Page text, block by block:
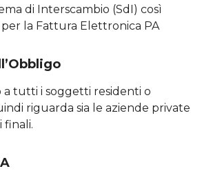
di Interscambio (SdI) così
la Fattura Elettronica PA
a tutti i soggetti residenti o
riguarda sia le aziende private
finali.